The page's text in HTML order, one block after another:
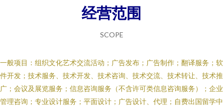
经营范围
SCOPE
一般项目：组织文化艺术交流活动；广告发布；广告制作；翻译服务；软
件开发；技术服务、技术开发、技术咨询、技术交流、技术转让、技术推
广；会议及展览服务；信息咨询服务（不含许可类信息咨询服务）；企业
管理咨询；专业设计服务；平面设计；广告设计、代理；自费出国留学中